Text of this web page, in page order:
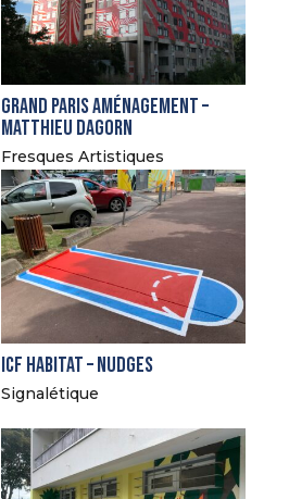
Grand Paris Aménagement –
Matthieu Dagorn
Fresques Artistiques
ICF Habitat – Nudges
Signalétique